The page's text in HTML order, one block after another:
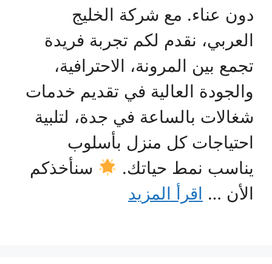
دون عناء. مع شركة الخليج
العربي، نقدم لكم تجربة فريدة
تجمع بين المرونة، الاحترافية،
والجودة العالية في تقديم خدمات
شغالات بالساعة في جدة، لتلبية
احتياجات كل منزل بأسلوب
يناسب نمط حياتك.
سنأخذكم
الأن … اقرأ المزيد